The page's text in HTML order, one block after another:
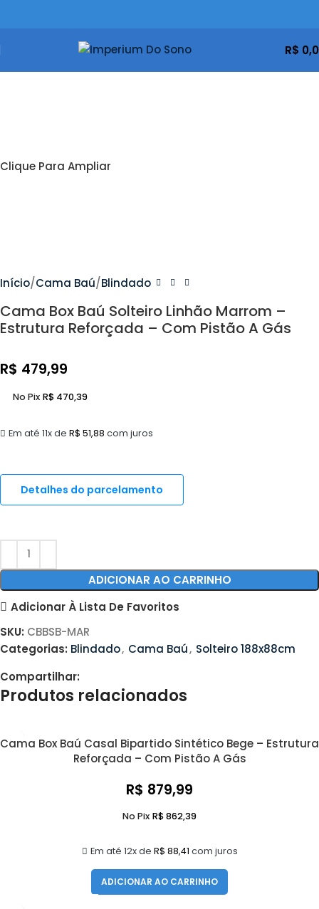
R$
Clique Para Ampliar
Início Cama Baú Blindado
Cama Box Baú Solteiro Linhão Marrom –
Estrutura Reforçada – Com Pistão A Gás
R$ 479,99
Em até 11x de R$ 51,88 com juros
No Pix R$470,39
Detalhes do parcelamento
ADICIONAR AO CARRINHO
Adicionar À Lista De Favoritos
SKU: CBBSB-MAR
Categorias: Blindado, Cama Baú, Solteiro 188x88cm
Compartilhar:
Produtos relacionados
Cama Box Baú Casal Bipartido Sintético Bege – Estrutura
Reforçada – Com Pistão A Gás
R$ 879,99
Em até 12x de R$ 88,41 com juros
No Pix R$862,39
ADICIONAR AO CARRINHO